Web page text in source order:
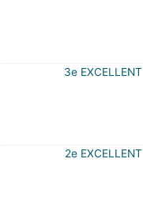
3e EXCELLENT
2e EXCELLENT